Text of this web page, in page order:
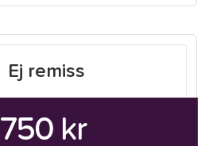
Ej remiss
750 kr